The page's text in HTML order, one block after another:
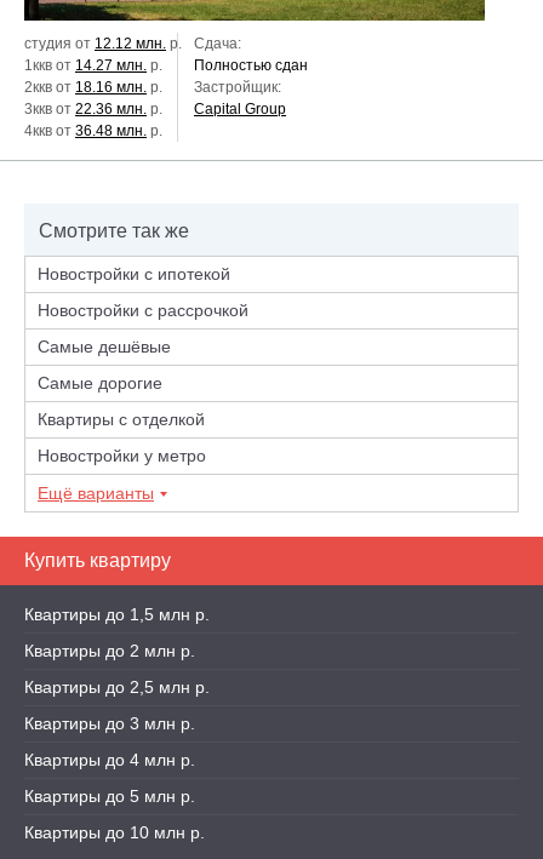
студия от 12.12 млн. р.
1ккв от 14.27 млн. р.
2ккв от 18.16 млн. р.
3ккв от 22.36 млн. р.
4ккв от 36.48 млн. р.
Сдача:
Полностью сдан
Застройщик:
Capital Group
Смотрите так же
Новостройки с ипотекой
Новостройки с рассрочкой
Самые дешёвые
Самые дорогие
Квартиры с отделкой
Новостройки у метро
Ещё варианты
Купить квартиру
Квартиры до 1,5 млн р.
Квартиры до 2 млн р.
Квартиры до 2,5 млн р.
Квартиры до 3 млн р.
Квартиры до 4 млн р.
Квартиры до 5 млн р.
Квартиры до 10 млн р.